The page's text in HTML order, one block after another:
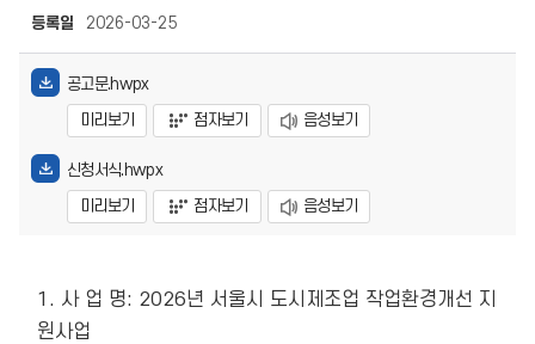
등록일
2026-03-25
공고문.hwpx
미리보기
점자보기 음성보기
신청서식.hwpx
미리보기
점자보기 음성보기
1. 사 업 명: 2026년 서울시 도시제조업 작업환경개선 지
원사업